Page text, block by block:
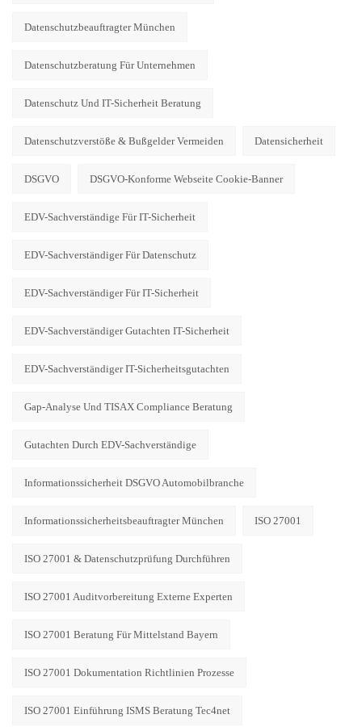
Datenschutzbeauftragter München
Datenschutzberatung Für Unternehmen
Datenschutz Und IT-Sicherheit Beratung
Datenschutzverstöße & Bußgelder Vermeiden Datensicherheit
DSGVO DSGVO-Konforme Webseite Cookie-Banner
EDV-Sachverständige Für IT-Sicherheit
EDV-Sachverständiger Für Datenschutz
EDV-Sachverständiger Für IT-Sicherheit
EDV-Sachverständiger Gutachten IT-Sicherheit
EDV-Sachverständiger IT-Sicherheitsgutachten
Gap-Analyse Und TISAX Compliance Beratung
Gutachten Durch EDV-Sachverständige
Informationssicherheit DSGVO Automobilbranche
Informationssicherheitsbeauftragter München ISO 27001
ISO 27001 & Datenschutzprüfung Durchführen
ISO 27001 Auditvorbereitung Externe Experten
ISO 27001 Beratung Für Mittelstand Bayern
ISO 27001 Dokumentation Richtlinien Prozesse
ISO 27001 Einführung ISMS Beratung Tec4net